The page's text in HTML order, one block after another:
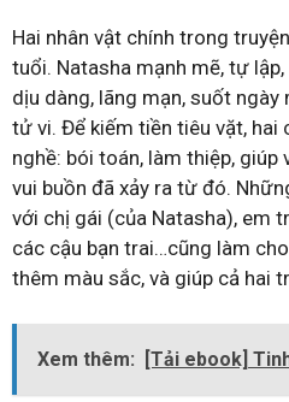
Hai nhân vật chính trong
tuổi. Natasha mạnh mẽ, tự
dịu dàng, lãng mạn, suốt
tử vi. Để kiếm tiền tiêu vặt, hai
nghề: bói toán, làm thiệp, giúp
vui buồn đã xảy ra từ đó.
với chị gái (của Natasha), em
các cậu bạn trai…cũng làm
thêm màu sắc, và giúp cả hai
Xem thêm: [Tải ebook]